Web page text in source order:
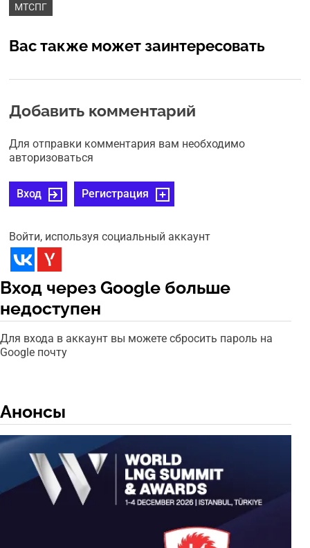
МТСПГ
Вас также может заинтересовать
Добавить комментарий
Для отправки комментария вам необходимо
авторизоваться
Вход Регистрация
Войти, используя социальный аккаунт
Вход через Google больше
недоступен
Для входа в аккаунт вы можете сбросить пароль на
Google почту
Анонсы